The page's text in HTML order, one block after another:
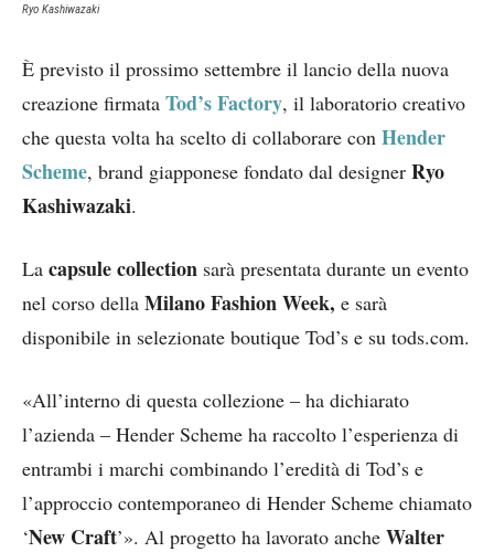
Ryo Kashiwazaki
È previsto il prossimo settembre il lancio della nuova
creazione firmata Tod’s Factory, il laboratorio creativo
che questa volta ha scelto di collaborare con Hender
Scheme, brand giapponese fondato dal designer Ryo
Kashiwazaki.
La capsule collection sarà presentata durante un evento
nel corso della Milano Fashion Week, e sarà
disponibile in selezionate boutique Tod’s e su tods.com.
«All’interno di questa collezione – ha dichiarato
l’azienda – Hender Scheme ha raccolto l’esperienza di
entrambi i marchi combinando l’eredità di Tod’s e
l’approccio contemporaneo di Hender Scheme chiamato
‘New Craft’». Al progetto ha lavorato anche Walter